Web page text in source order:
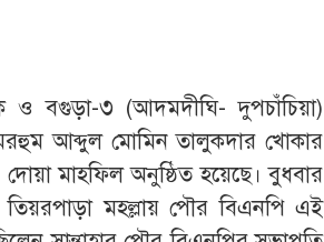
ও বগুড়া-৩ (আদমদীঘি- দুপচাঁচিয়া)
আব্দুল মোমিন তালুকদার খোকার
মাহফিল অনুষ্ঠিত হয়েছে। বুধবার
মহল্লায় পৌর বিএনপি এই